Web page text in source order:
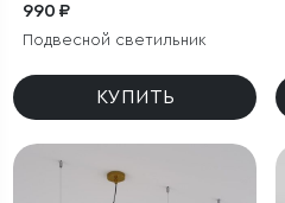
990 ₽
Подвесной светильник
КУПИТЬ